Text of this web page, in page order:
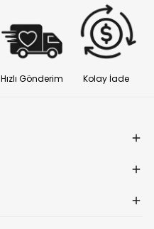
Hızlı Gönderim Kolay İade